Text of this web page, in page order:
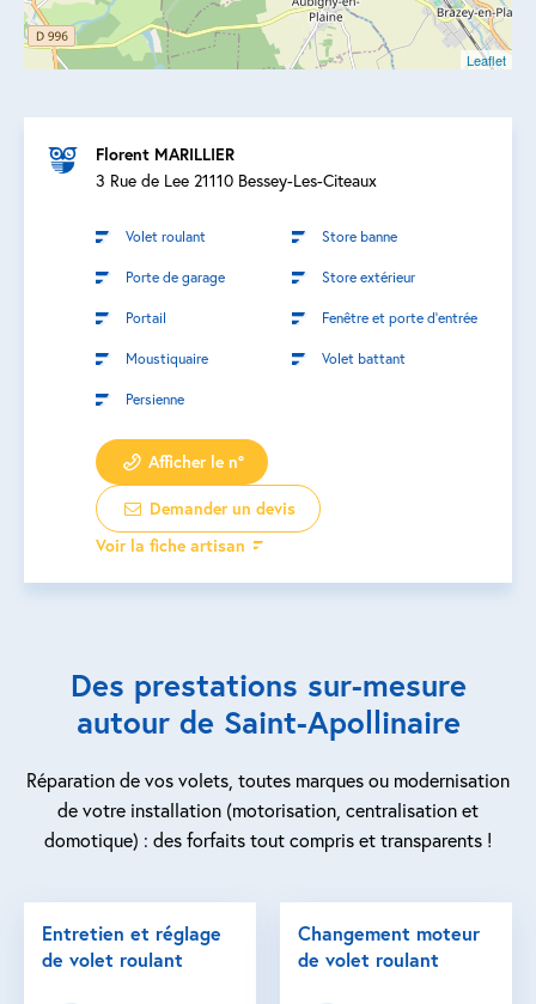
Leaflet
Florent MARILLIER
3 Rue de Lee 21110 Bessey-Les-Citeaux
Volet roulant Store banne
Porte de garage Store extérieur
Portail Fenêtre et porte d’entrée
Moustiquaire Volet battant
Persienne
Afficher le n°
Demander un devis
Voir la fiche artisan
Des prestations sur-mesure
autour de Saint-Apollinaire
Réparation de vos volets, toutes marques ou modernisation
de votre installation (motorisation, centralisation et
domotique) : des forfaits tout compris et transparents !
Entretien et réglage
de volet roulant
Changement moteur
de volet roulant